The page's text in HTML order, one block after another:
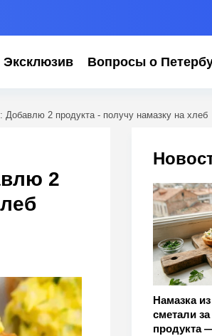
Эксклюзив Вопросы о
2 продукта - получу намазку на хлеб
Намазка
сметали
продукта
2